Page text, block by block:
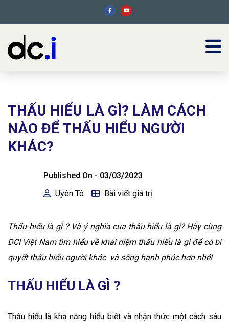
THẤU HIỂU LÀ GÌ? LÀM CÁCH
NÀO ĐỂ THẤU HIỂU NGƯỜI
KHÁC?
Published On - 03/03/2023
Uyên Tô
Bài viết giá trị
Thấu hiểu là gì ? Và ý nghĩa của thấu hiểu là gì? Hãy cùng
DCI Việt Nam tìm hiểu về khái niệm thấu hiểu là gì để có bí
quyết thấu hiểu người khác và sống hạnh phúc hơn nhé!
THẤU HIỂU LÀ GÌ ?
Thấu hiểu là khả năng hiểu biết và nhận thức một cách sâu